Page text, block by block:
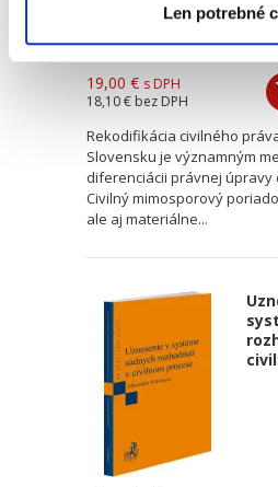
Len potrebné
Romana Smyčková,Marek Filo
19,00 € s DPH
18,10 € bez DPH
Rekodifikácia civilného
Slovensku je významným
diferenciácii právnej úpravy
Civilný mimosporový
ale aj materiálne...